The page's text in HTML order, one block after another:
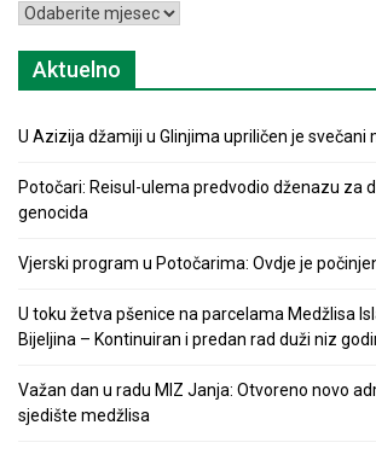
Arhiva
Aktuelno
U Azizija džamiji u Glinjima upriličen je svečani
Potočari: Reisul-ulema predvodio dženazu za
genocida
Vjerski program u Potočarima: Ovdje je
U toku žetva pšenice na parcelama Medžlisa
Bijeljina – Kontinuiran i predan rad duži niz
Važan dan u radu MIZ Janja: Otvoreno novo
sjedište medžlisa